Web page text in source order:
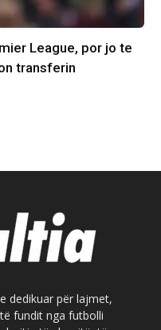
League, por jo te
transferin
dedikuar për lajmet,
fundit nga futbolli